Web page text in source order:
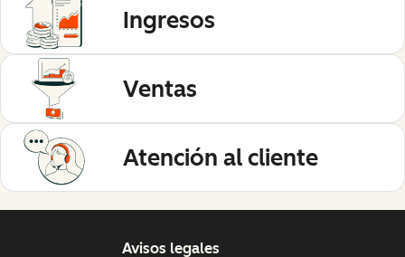
Ingresos
Ventas
Atención al cliente
Avisos legales